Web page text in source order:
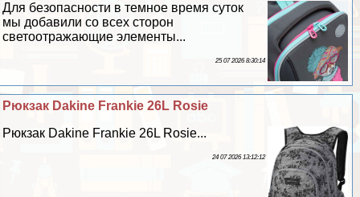
Для безопасности в темное время суток
мы добавили со всех сторон
светоотражающие элементы...
25 07 2026 8:30:14
Рюкзак Dakine Frankie 26L Rosie
Рюкзак Dakine Frankie 26L Rosie...
24 07 2026 13:12:12